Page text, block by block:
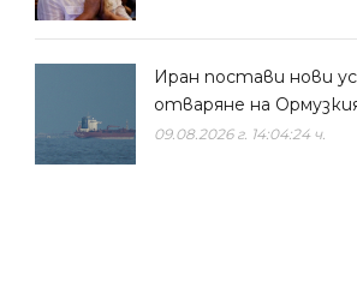
Иран постави нови
отваряне на
09.08.2026 г. 14:04:24 ч.